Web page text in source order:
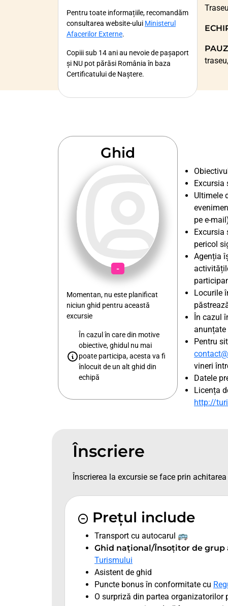
Pentru toate informațiile, recomandăm
consultarea website-ului Ministerul
Afacerilor Externe.
Copiii sub 14 ani au nevoie de pașaport
și NU pot părăsi România în baza
Certificatului de Naștere.
ambilor părinți, după caz. Pentru o mai
mare operativitate este bine să aveți și
o fotocopie a documentelor ce poate fi
oprită la vamă.
În cazul în care copiii nu sunt însoțiți de
niciunul dintre părinți, adultul care îi
însoțește va prezenta și Certificat de
Pentru toate informațiile, recomandăm
consultarea website-ului
Poliției de
Frontieră.
Ghid
-
Momentan, nu este planificat
niciun ghid pentru această
excursie
În cazul în care din motive
obiective, ghidul nu mai
poate participa, acesta va fi
înlocuit de un alt ghid din
echipă
Ultimele
pe e-
Excursia
pericol
Agenția
Locurile
În cazul
anunțate
Pentru
vineri
Datele
Licența
http://
Înscriere
Înscrierea la excursie se face prin
Prețul include
Transport cu autocarul 🚌
Ghid național/Însoțitor de grup
Turismului
Asistent de ghid
Puncte bonus în conformitate cu
O surpriză din partea organizatorilor